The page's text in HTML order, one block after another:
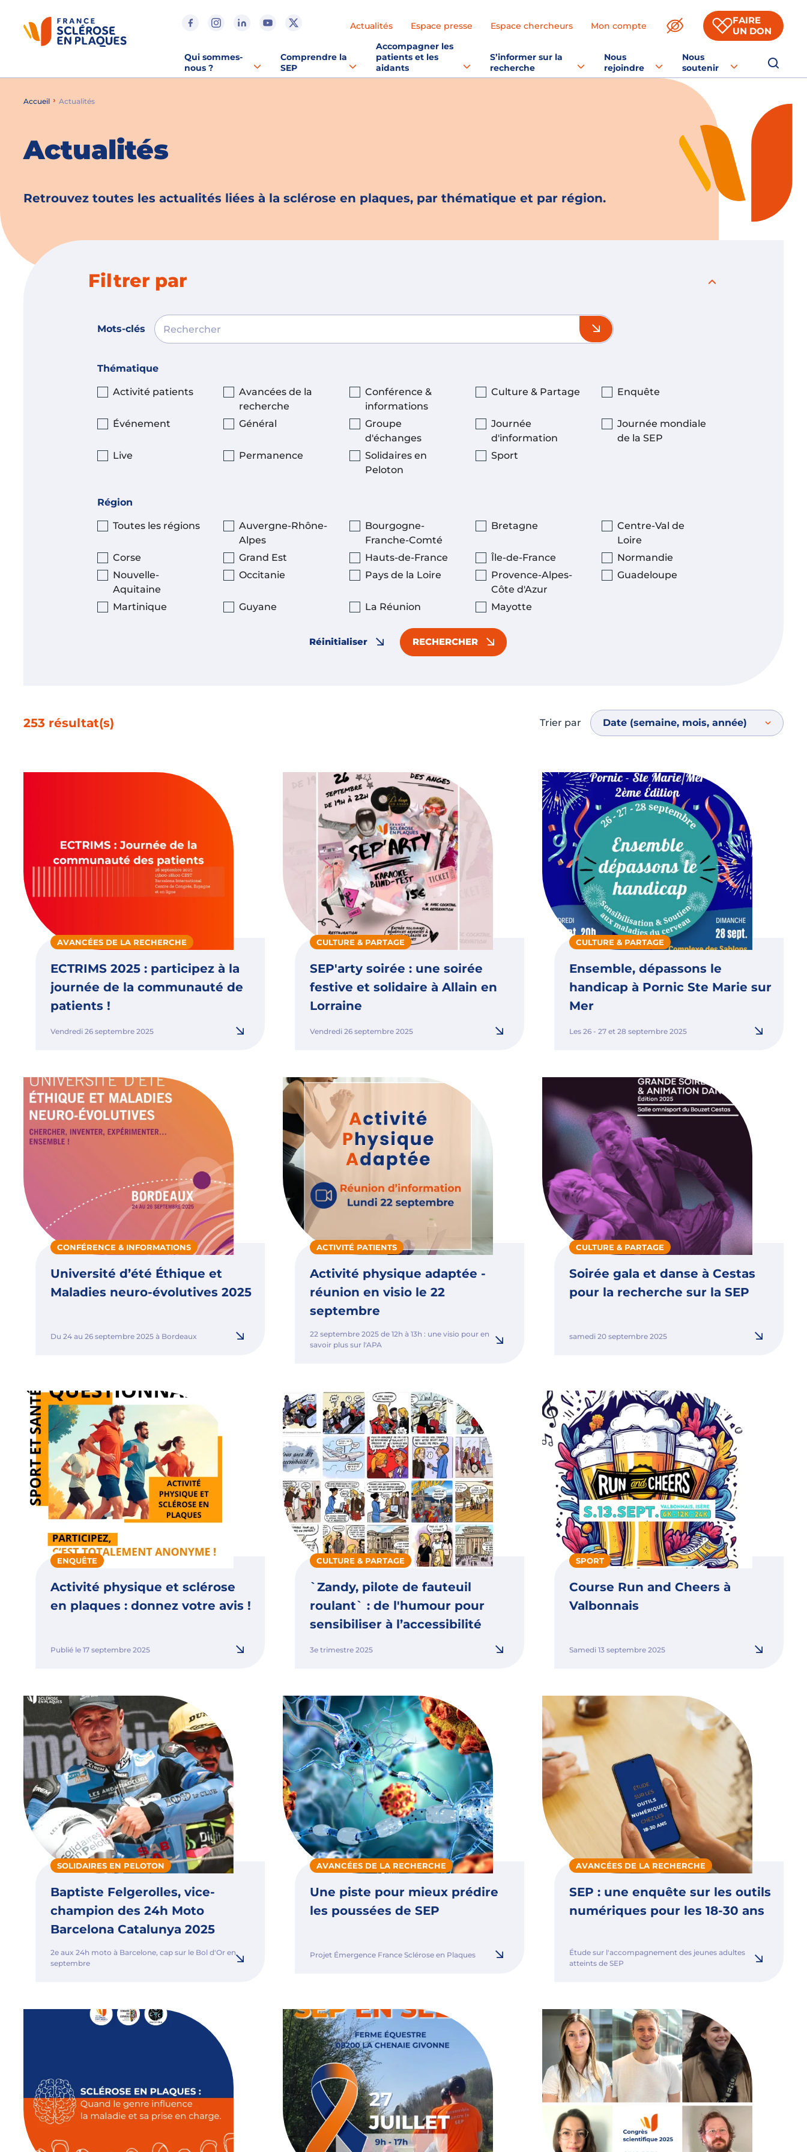
Actualités
Espace presse Espace chercheurs Mon compte
FAIRE
UN DON
Qui sommes-
nous ?
Comprendre la
SEP
Accompagner les
patients et les
aidants
S’informer sur la
recherche
Nous
rejoindre
Nous
soutenir
Accueil Actualités
Actualités
Retrouvez toutes les actualités liées à la sclérose en plaques, par thématique et par région.
Filtrer par
Mots-clés
Thématique
Activité patients
Avancées de la
recherche
Conférence &
informations
Culture & Partage Enquête
Événement Général
Groupe
d'échanges
Journée
d'information
Journée mondiale
de la SEP
Live
Permanence
Solidaires en
Peloton
Sport
Région
Toutes les régions
Auvergne-Rhône-
Alpes
Bourgogne-
Franche-Comté
Bretagne
Centre-Val de
Loire
Corse
Grand Est Hauts-de-France Île-de-France
Normandie
Nouvelle-
Aquitaine
Occitanie Pays de la Loire
Provence-Alpes-
Côte d'Azur
Guadeloupe
Martinique Guyane La Réunion Mayotte
Réinitialiser RECHERCHER
253 résultat(s) Trier par
AVANCÉES DE LA RECHERCHE
ECTRIMS 2025 : participez à la
journée de la communauté de
patients !
Vendredi 26 septembre 2025
CULTURE & PARTAGE
SEP'arty soirée : une soirée
festive et solidaire à Allain en
Lorraine
Vendredi 26 septembre 2025
CULTURE & PARTAGE
Ensemble, dépassons le
handicap à Pornic Ste Marie sur
Mer
Les 26 - 27 et 28 septembre 2025
CONFÉRENCE & INFORMATIONS
Université d’été Éthique et
Maladies neuro-évolutives 2025
Du 24 au 26 septembre 2025 à Bordeaux
ACTIVITÉ PATIENTS
Activité physique adaptée -
réunion en visio le 22
septembre
22 septembre 2025 de 12h à 13h : une visio pour en
savoir plus sur l'APA
CULTURE & PARTAGE
Soirée gala et danse à Cestas
pour la recherche sur la SEP
samedi 20 septembre 2025
ENQUÊTE
Activité physique et sclérose
en plaques : donnez votre avis !
Publié le 17 septembre 2025
CULTURE & PARTAGE
`Zandy, pilote de fauteuil
roulant` : de l'humour pour
sensibiliser à l’accessibilité
3e trimestre 2025
SPORT
Course Run and Cheers à
Valbonnais
Samedi 13 septembre 2025
SOLIDAIRES EN PELOTON
Baptiste Felgerolles, vice-
champion des 24h Moto
Barcelona Catalunya 2025
2e aux 24h moto à Barcelone, cap sur le Bol d'Or en
septembre
AVANCÉES DE LA RECHERCHE
Une piste pour mieux prédire
les poussées de SEP
Projet Émergence France Sclérose en Plaques
AVANCÉES DE LA RECHERCHE
SEP : une enquête sur les outils
numériques pour les 18-30 ans
Étude sur l'accompagnement des jeunes adultes
atteints de SEP